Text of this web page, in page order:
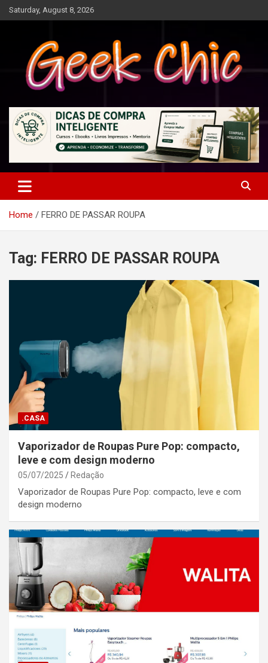
Skip
to
Saturday, August 8, 2026
Geek Chic
Home FERRO DE PASSAR ROUPA
Tag: FERRO DE PASSAR ROUPA
.CASA
Vaporizador de Roupas Pure Pop: compacto,
leve e com design moderno
05/07/2025 Redação
Vaporizador de Roupas Pure Pop: compacto, leve e com
design moderno